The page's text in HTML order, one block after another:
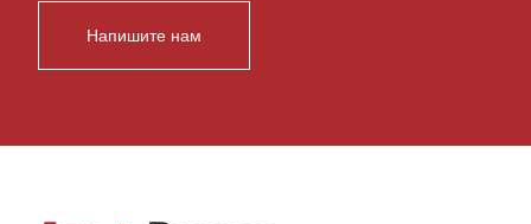
Напишите нам